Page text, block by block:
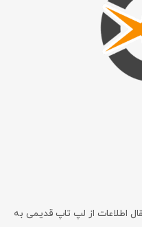
اطلاعات از لپ تاپ قدیمی به